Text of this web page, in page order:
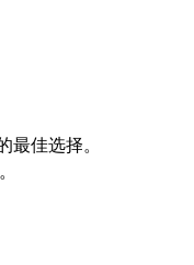
佳选择。